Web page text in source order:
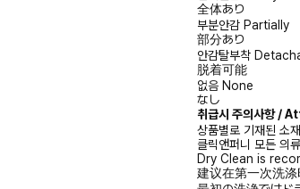
全体あり
부분안감 Partially
部分あり
안감탈부착
脱着可能
없음 None
なし
취급시 주의사항 /
상품별로 기재된 소
클릭앤퍼니 모든 의
Dry Clean is
建议在第一次洗涤